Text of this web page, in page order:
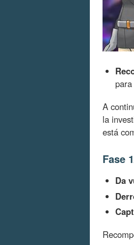
A
la
está
Fase
Da